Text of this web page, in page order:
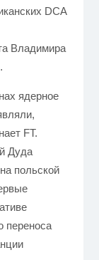
DCA
Владимира
ядерное
FT.
Дуда
польской
переноса